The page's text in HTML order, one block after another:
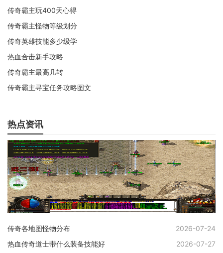
传奇霸主玩400天心得
传奇霸主怪物等级划分
传奇英雄技能多少级学
热血合击新手攻略
传奇霸主最高几转
传奇霸主寻宝任务攻略图文
热点资讯
传奇各地图怪物分布
2026-07-24
热血传奇道士带什么装备技能好
2026-07-27